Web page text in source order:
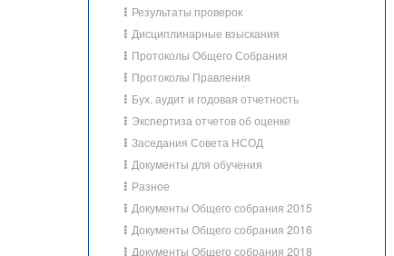
Результаты проверок
Дисциплинарные взыскания
Протоколы Общего Собрания
Протоколы Правления
Бух. аудит и годовая отчетность
Экспертиза отчетов об оценке
Заседания Совета НСОД
Документы для обучения
Разное
Документы Общего собрания 2015
Документы Общего собрания 2016
Документы Общего собрания 2018